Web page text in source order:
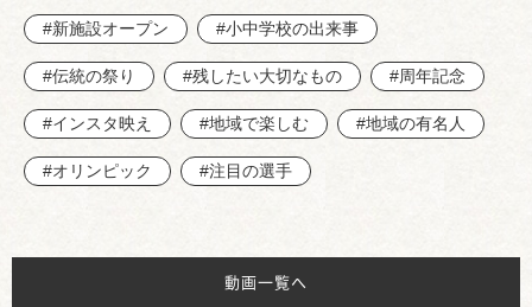
#新施設オープン #小中学校の出来事
#伝統の祭り #残したい大切なもの #周年記念
#インスタ映え #地域で楽しむ #地域の有名人
#オリンピック #注目の選手
動画一覧へ